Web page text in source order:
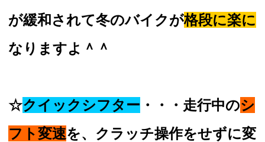
が緩和されて冬のバイクが格段に楽に
なりますよ＾＾
☆クイックシフター ・・・走行中のシ
フト変速を、クラッチ操作をせずに変